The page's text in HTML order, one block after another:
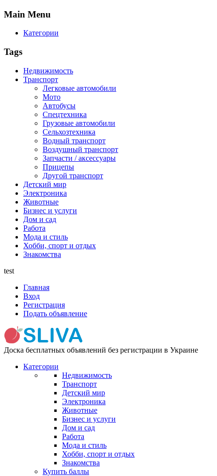
Main Menu
Категории
Tags
Недвижимость
Транспорт
Легковые автомобили
Мото
Автобусы
Спецтехника
Грузовые автомобили
Сельхозтехника
Водный транспорт
Воздушный транспорт
Запчасти / аксессуары
Прицепы
Другой транспорт
Детский мир
Электроника
Животные
Бизнес и услуги
Дом и сад
Работа
Мода и стиль
Хобби, спорт и отдых
Знакомства
test
Главная
Вход
Регистрация
Подать объявление
Доска бесплатных объявлений без регистрации в Украине
Категории
Недвижимость
Транспорт
Детский мир
Электроника
Животные
Бизнес и услуги
Дом и сад
Работа
Мода и стиль
Хобби, спорт и отдых
Знакомства
Купить баллы